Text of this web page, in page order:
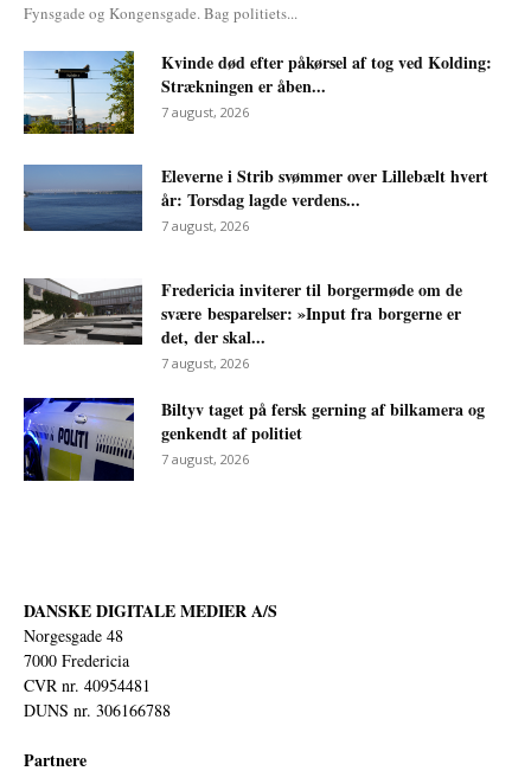
Fynsgade og Kongensgade. Bag politiets...
Kvinde død efter påkørsel af tog ved Kolding:
Strækningen er åben...
7 august, 2026
Eleverne i Strib svømmer over Lillebælt hvert
år: Torsdag lagde verdens...
7 august, 2026
Fredericia inviterer til borgermøde om de
svære besparelser: »Input fra borgerne er
det, der skal...
7 august, 2026
Biltyv taget på fersk gerning af bilkamera og
genkendt af politiet
7 august, 2026
DANSKE DIGITALE MEDIER A/S
Norgesgade 48
7000 Fredericia
CVR nr. 40954481
DUNS nr. 306166788
Partnere